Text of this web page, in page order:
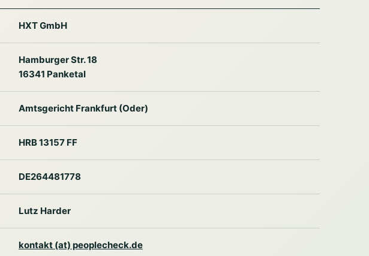
HXT GmbH
Hamburger Str. 18
16341 Panketal
Amtsgericht Frankfurt (Oder)
HRB 13157 FF
DE264481778
Lutz Harder
kontakt (at) peoplecheck.de